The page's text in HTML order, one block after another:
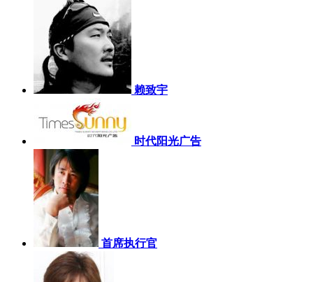
赖致宇
时代阳光广告
首席执行官